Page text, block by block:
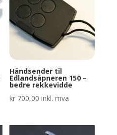
Håndsender til
Edlandsåpneren 150 –
bedre rekkevidde
kr 700,00 inkl. mva